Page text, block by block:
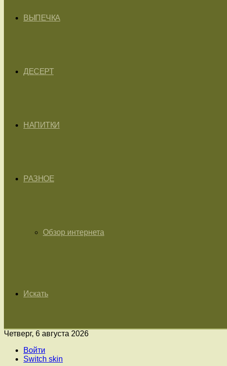
ВЫПЕЧКА
ДЕСЕРТ
НАПИТКИ
РАЗНОЕ
Обзор интернета
Искать
Четверг, 6 августа 2026
Войти
Switch skin